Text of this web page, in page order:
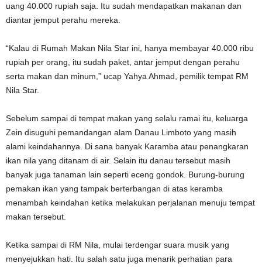
uang 40.000 rupiah saja. Itu sudah mendapatkan makanan dan
diantar jemput perahu mereka.
“Kalau di Rumah Makan Nila Star ini, hanya membayar 40.000 ribu
rupiah per orang, itu sudah paket, antar jemput dengan perahu
serta makan dan minum,” ucap Yahya Ahmad, pemilik tempat RM
Nila Star.
Sebelum sampai di tempat makan yang selalu ramai itu, keluarga
Zein disuguhi pemandangan alam Danau Limboto yang masih
alami keindahannya. Di sana banyak Karamba atau penangkaran
ikan nila yang ditanam di air. Selain itu danau tersebut masih
banyak juga tanaman lain seperti eceng gondok. Burung-burung
pemakan ikan yang tampak berterbangan di atas keramba
menambah keindahan ketika melakukan perjalanan menuju tempat
makan tersebut.
Ketika sampai di RM Nila, mulai terdengar suara musik yang
menyejukkan hati. Itu salah satu juga menarik perhatian para